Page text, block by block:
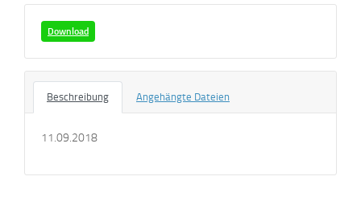
Download
Beschreibung Angehängte Dateien
11.09.2018